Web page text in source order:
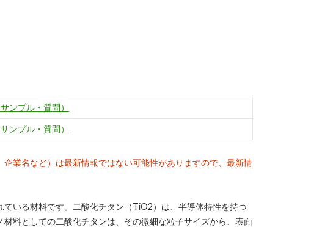
ンプル・質問）
ンプル・質問）
業名など）は最新情報ではない可能性がありますので、最新情
いる材料です。二酸化チタン（TiO2）は、半導体特性を持つ
料としての二酸化チタンは、その微細な粒子サイズから、表面